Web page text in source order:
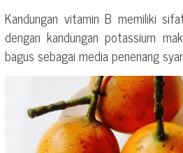
Kandungan vitamin B memiliki
dengan kandungan potassium
bagus sebagai media penenang